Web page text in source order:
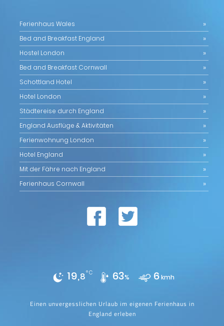
Ferienhaus Wales
Bed and Breakfast England
Hostel London
Bed and Breakfast Cornwall
Schottland Hotel
Hotel London
Städtereise durch England
England Ausflüge & Aktivitäten
Ferienwohnung London
Hotel England
Mit der Fähre nach England
Ferienhaus Cornwall
19,8°C 63% 6kmh
Einen unvergesslichen Urlaub im eigenen Ferienhaus in
England erleben